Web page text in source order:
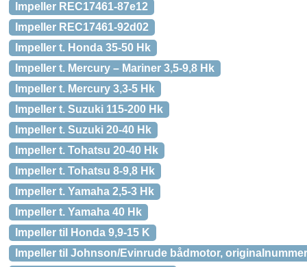
Impeller REC17461-87e12
Impeller REC17461-92d02
Impeller t. Honda 35-50 Hk
Impeller t. Mercury – Mariner 3,5-9,8 Hk
Impeller t. Mercury 3,3-5 Hk
Impeller t. Suzuki 115-200 Hk
Impeller t. Suzuki 20-40 Hk
Impeller t. Tohatsu 20-40 Hk
Impeller t. Tohatsu 8-9,8 Hk
Impeller t. Yamaha 2,5-3 Hk
Impeller t. Yamaha 40 Hk
Impeller til Honda 9,9-15 K
Impeller til Johnson/Evinrude bådmotor,